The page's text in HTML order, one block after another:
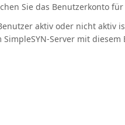
Sie das Benutzerkonto für
aktiv oder nicht aktiv
Server mit